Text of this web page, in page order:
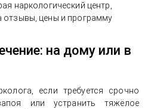
наркологический центр,
отзывы, цены и программу
на дому или в
если требуется срочно
или устранить тяжёлое